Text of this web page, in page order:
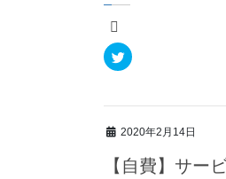
ィ
で
開
き
)
ク
リ
て
w
i
t
e
2020年2月14日
【自費】サー